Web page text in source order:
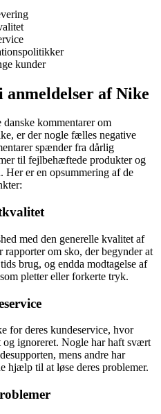
kunder
anmeldelser af Nike
kommentarer om
er der nogle fælles negative
spænder fra dårlig
til fejlbehæftede produkter og
Her er en opsummering af de
med den generelle kvalitet af
om sko, der begynder at
brug, og endda modtagelse af
pletter eller forkerte tryk.
for deres kundeservice, hvor
ignoreret. Nogle har haft svært
mens andre har
hjælp til at løse deres problemer.